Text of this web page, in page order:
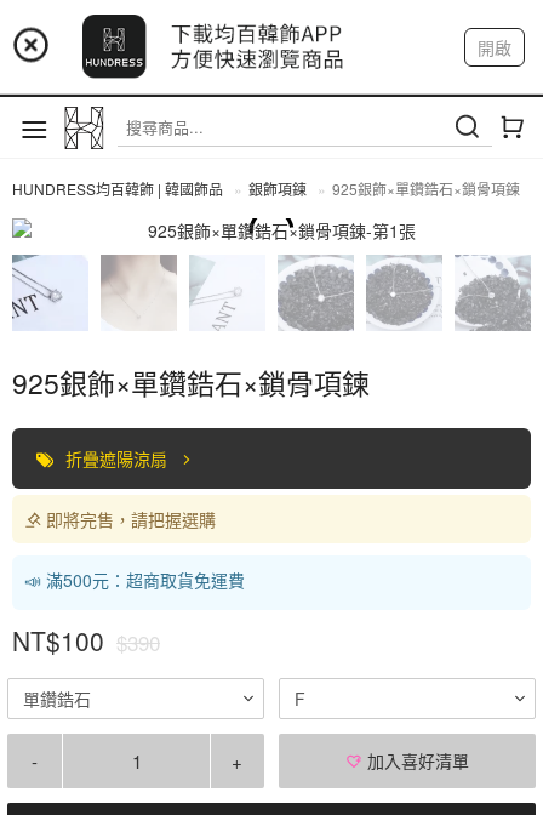
📢 市集預告：9/4-9/6 淡水捷運站
📢 市集預告：9/12-9/13 八里海巡基地
📢 市集預告：8/22-8/23 桃園青埔置地廣場
開啟
註冊 我的帳戶
HUNDRESS均百韓飾 | 韓國飾品 銀飾項鍊 925銀飾×單鑽鋯石×鎖骨項鍊
全部商品
925銀飾×單鑽鋯石×鎖骨項鍊
折疊遮陽涼扇
即將完售，請把握選購
📣 滿500元：超商取貨免運費
NT$100 $390
單鑽鋯石 F
- + 加入喜好清單